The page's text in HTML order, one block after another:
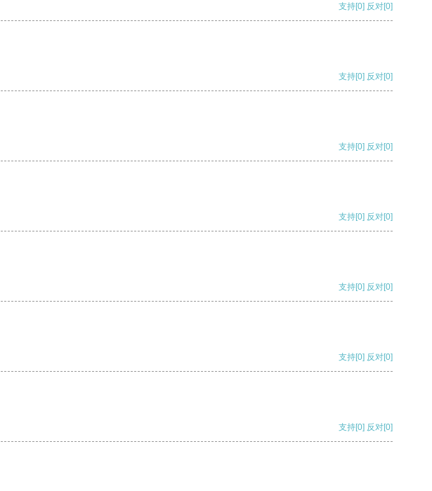
支持[0] 反对[0]
支持[0] 反对[0]
支持[0] 反对[0]
支持[0] 反对[0]
支持[0] 反对[0]
支持[0] 反对[0]
支持[0] 反对[0]